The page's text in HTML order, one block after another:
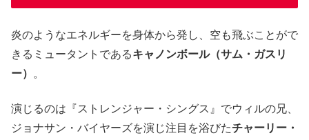
炎のようなエネルギーを身体から発し、空も飛ぶことがで
きるミュータントであるキャノンボール（サム・ガスリ
ー）
。
演じるのは『ストレンジャー・シングス』でウィルの兄、
ジョナサン・バイヤーズを演じ注目を浴びたチャーリー・